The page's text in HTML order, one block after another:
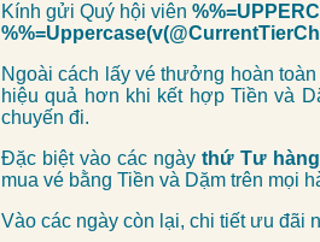
Kính gửi Quý hội viên
Ngoài cách lấy vé thưởng hoàn
hiệu quả hơn khi kết hợp Tiền và
chuyến đi.
Đặc biệt vào các ngày thứ Tư
mua vé bằng Tiền và Dặm trên mọi
Vào các ngày còn lại, chi tiết ưu đãi